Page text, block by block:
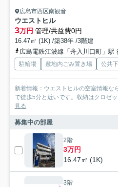
広島市西区南観音
ウエストヒル
3万円 管理/共益費0円
16.47㎡ (1K) /築38年 /3階建
広島電鉄江波線「舟入川口町」駅
駐輪場 敷地内ごみ置き場 公共
新着情報：ウエストヒルの空室情報な
で徒歩5分と近いです。収納はクロゼ
見る
募集中の部屋
2階
3万円
16.47㎡ (1K)
3階